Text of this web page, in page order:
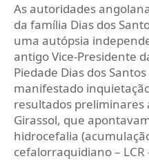
As autoridades
da família Dias dos
uma autópsia
antigo Vice-Presidente
Piedade Dias dos
manifestado
resultados preliminares
Girassol, que
hidrocefalia
cefalorraquidiano – LCR